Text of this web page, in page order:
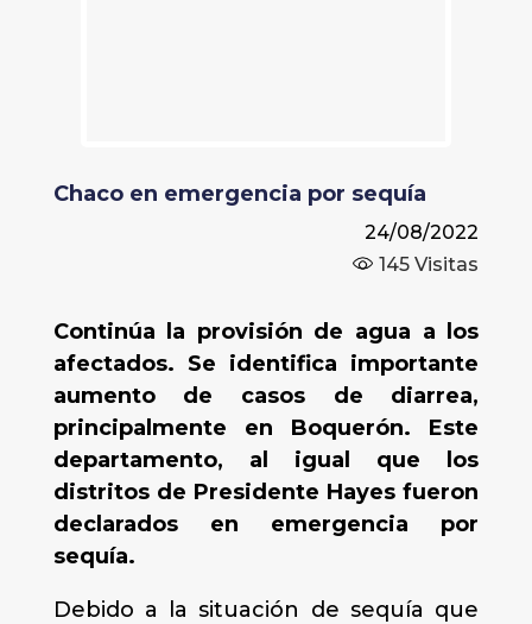
Chaco en emergencia por sequía
24/08/2022
145 Visitas
Continúa la provisión de agua a los
afectados. Se identifica importante
aumento de casos de diarrea,
principalmente en Boquerón. Este
departamento, al igual que los
distritos de Presidente Hayes fueron
declarados en emergencia por
sequía.
Debido a la situación de sequía que